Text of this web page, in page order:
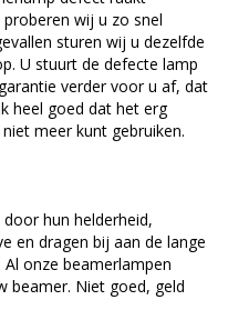
wij u zo snel
sturen wij u dezelfde
U stuurt de defecte lamp
verder voor u af, dat
heel goed dat het erg
meer kunt gebruiken.
hun helderheid,
en dragen bij aan de lange
Al onze beamerlampen
beamer. Niet goed, geld